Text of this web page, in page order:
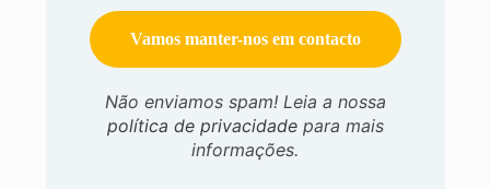
Não enviamos spam! Leia a nossa
política de privacidadepara mais
informações.